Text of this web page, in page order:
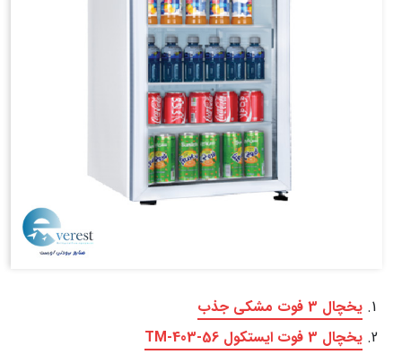
یخچال 3 فوت مشکی جذب
یخچال 3 فوت ایستکول TM-403-56